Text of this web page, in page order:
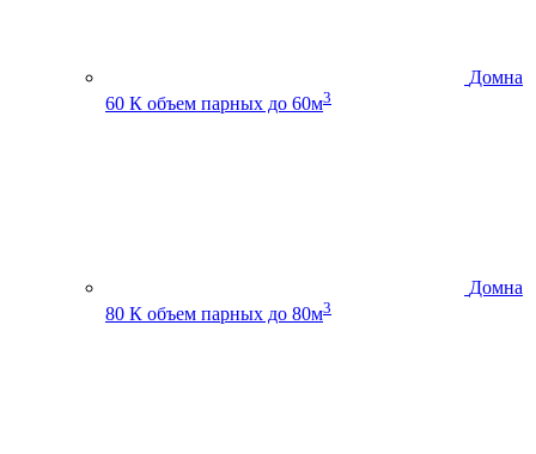
Домна
60 К объем парных до 60м3
Домна
80 К объем парных до 80м3